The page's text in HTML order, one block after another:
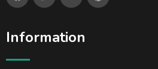
Information